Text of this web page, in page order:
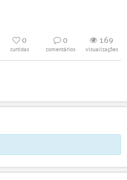
0
curtidas
0
comentários
169
visualizações